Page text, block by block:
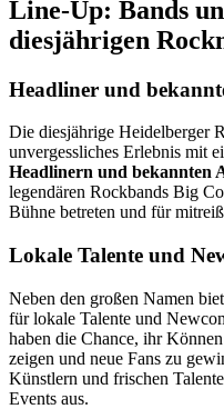
Line-Up: Bands
diesjährigen
Headliner und
Die diesjährige Heidelberger
unvergessliches Erlebnis mit
Headlinern und bekannten
legendären Rockbands Big
Bühne betreten und für
Lokale Talente und
Neben den großen Namen
für lokale Talente und
haben die Chance, ihr
zeigen und neue Fans zu
Künstlern und frischen
Events aus.